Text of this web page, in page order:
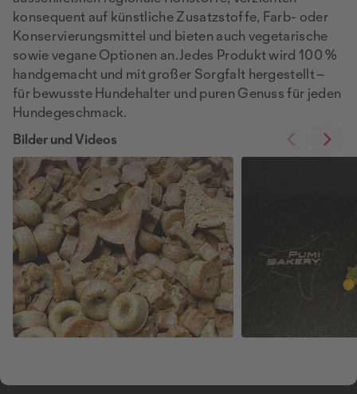
konsequent auf künstliche Zusatzstoffe, Farb- oder
Konservierungsmittel und bieten auch vegetarische
sowie vegane Optionen an.Jedes Produkt wird 100 %
handgemacht und mit großer Sorgfalt hergestellt –
für bewusste Hundehalter und puren Genuss für jeden
Hundegeschmack.
Bilder und Videos